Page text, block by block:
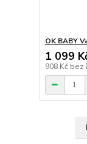
OK BABY
1 099
908 Kč bez